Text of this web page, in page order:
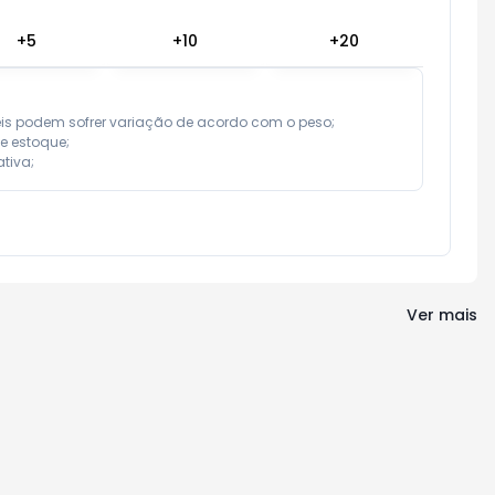
+5 +10 +20
podem sofrer variação de acordo com o peso;
estoque;
Ver mais